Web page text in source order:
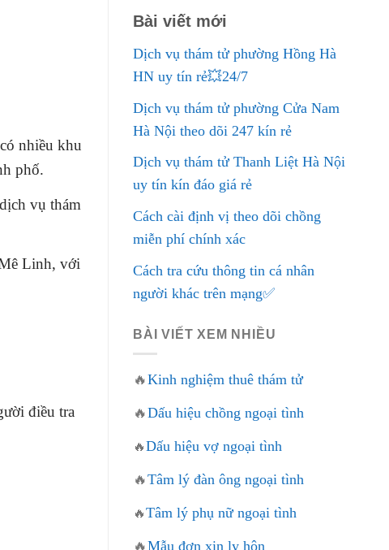
nhiều khu
phố.
vụ thám
Linh, với
điều tra
Bài viết mới
Dịch vụ thám tử phường Hồng Hà
HN uy tín rẻ💥24/7
Dịch vụ thám tử phường Cửa Nam
Hà Nội theo dõi 247 kín rẻ
Dịch vụ thám tử Thanh Liệt Hà Nội
uy tín kín đáo giá rẻ
Cách cài định vị theo dõi chồng
miễn phí chính xác
Cách tra cứu thông tin cá nhân
người khác trên mạng✅
BÀI VIẾT XEM NHIỀU
🔥Kinh nghiệm thuê thám tử
🔥Dấu hiệu chồng ngoại tình
🔥Dấu hiệu vợ ngoại tình
🔥Tâm lý đàn ông ngoại tình
🔥Tâm lý phụ nữ ngoại tình
🔥Mẫu đơn xin ly hôn